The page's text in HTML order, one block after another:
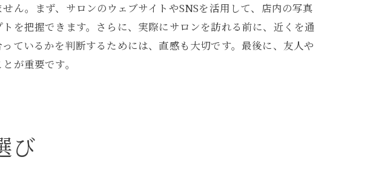
を見つける
りを確認
比較
つ方法
ん。まず、サロンのウェブサイトやSNSを活用して、店内の写真
を把握できます。さらに、実際にサロンを訪れる前に、近くを通
ているかを判断するためには、直感も大切です。最後に、友人や
が重要です。
び